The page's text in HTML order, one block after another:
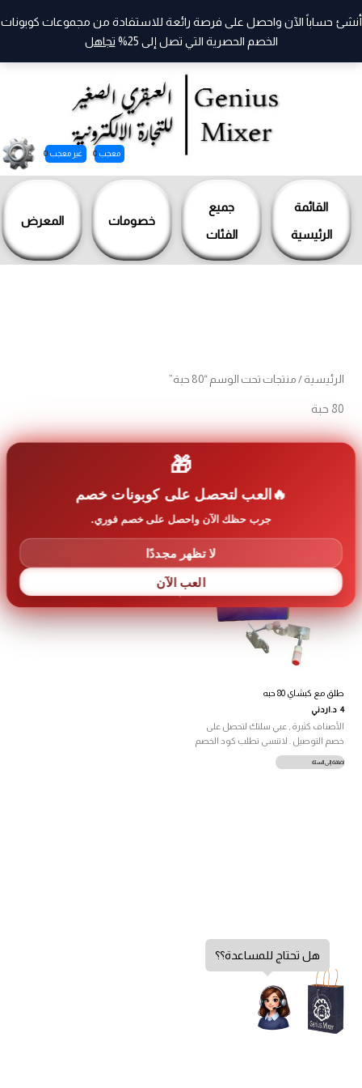
القائمة
الرئيسية
جميع
الفئات
خصومات المعرض
معجب 0 غير معجب 0
أنشئ حساباً الآن واحصل على فرصة رائعة للاستفادة من مجموعات كوبونات
الخصم الحصرية التي تصل إلى 25%
تجاهل
تخطي
الرئيسية / منتجات تحت الوسم “80 حبة”
80 حبة
طلق مع كبشاي 80 حبه
4 د.اردني
الأصناف كثيرة , عبي سلتك لتحصل على
خصم التوصيل . لاتنسى تطلب كود الخصم
إضافة إلى السلة
هل تحتاج للمساعدة؟؟
🎁
العب لتحصل على كوبونات خصم
جرب حظك الآن واحصل على خصم فوري.
لا تظهر مجددًا
العب الآن